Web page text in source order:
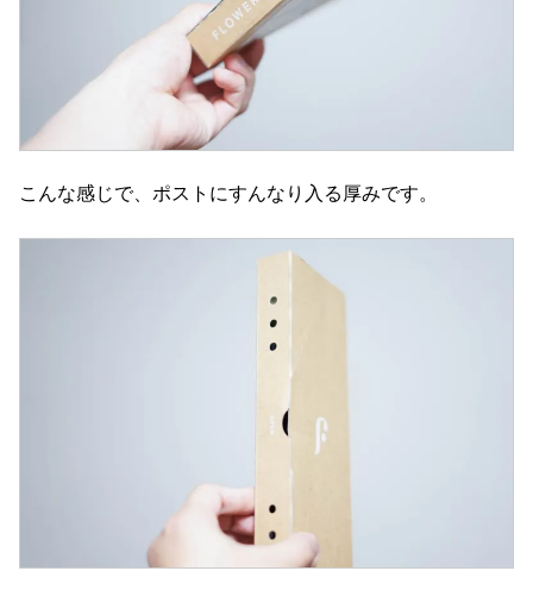
こんな感じで、ポストにすんなり入る厚みです。